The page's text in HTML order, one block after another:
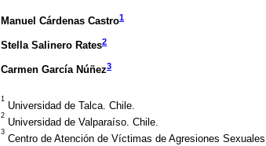
Manuel Cárdenas Castro1
Stella Salinero Rates2
Carmen García Núñez3
1
Universidad de Talca. Chile.
2
Universidad de Valparaíso. Chile.
3
Centro de Atención de Víctimas de Agresiones